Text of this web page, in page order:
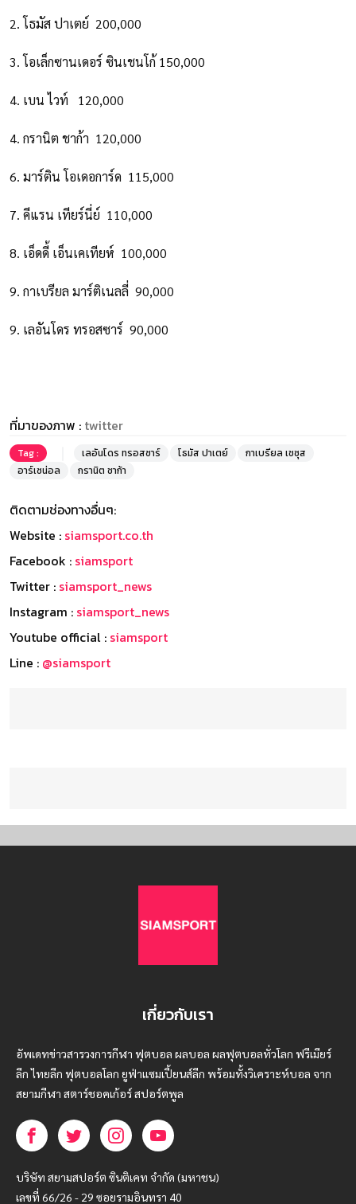
2. โธมัส ปาเตย์ 200,000
3. โอเล็กซานเดอร์ ซินเชนโก้ 150,000
4. เบน ไวท์ 120,000
4. กรานิต ชาก้า 120,000
6. มาร์ติน โอเดอการ์ด 115,000
7. คีแรน เทียร์นี่ย์ 110,000
8. เอ็ดดี้ เอ็นเคเทียห์ 100,000
9. กาเบรียล มาร์ติเนลลี่ 90,000
9. เลอันโดร ทรอสซาร์ 90,000
ที่มาของภาพ : twitter
Tag : เลอันโดร ทรอสซาร์ โธมัส ปาเตย์
กาเบรียล เชซุส
อาร์เซน่อล
กรานิต ชาก้า
ติดตามช่องทางอื่นๆ:
Website : siamsport.co.th
Facebook : siamsport
Twitter : siamsport_news
Instagram : siamsport_news
Youtube official : siamsport
Line : @siamsport
เกี่ยวกับเรา
อัพเดทข่าวสารวงการกีฬา ฟุตบอล ผลบอล ผลฟุตบอลทั่วโลก ฟรีเมียร์
ลีก ไทยลีก ฟุตบอลโลก ยูฟ่าแซมเปี้ยนส์ลีก พร้อมทั้งวิเคราะห์บอล จาก
สยามกีฬา สตาร์ชอคเก้อร์ สปอร์ตพูล
บริษัท สยามสปอร์ต ซินติเคท จำกัด (มหาชน)
เลขที่ 66/26 - 29 ซอยรามอินทรา 40